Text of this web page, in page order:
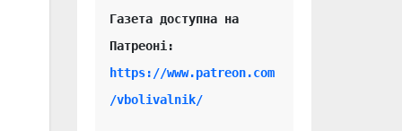
Газета доступна на
https://www.patreon.com
/vbolivalnik/